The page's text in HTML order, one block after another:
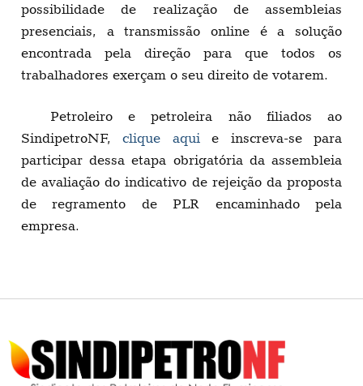
possibilidade de realização de assembleias
presenciais, a transmissão online é a solução
encontrada pela direção para que todos os
trabalhadores exerçam o seu direito de votarem.
Petroleiro e petroleira não filiados ao
SindipetroNF,clique aquie inscreva-se para
participar dessa etapa obrigatória da assembleia
de avaliação do indicativo de rejeição da proposta
de regramento de PLR encaminhado pela
empresa.